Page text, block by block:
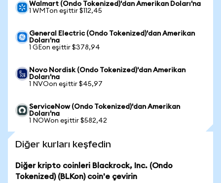
Walmart (Ondo Tokenized)'dan Amerikan Doları'na
1 WMTon eşittir $112,45
General Electric (Ondo Tokenized)'dan Amerikan
Doları'na
1 GEon eşittir $378,94
Novo Nordisk (Ondo Tokenized)'dan Amerikan
Doları'na
1 NVOon eşittir $45,97
ServiceNow (Ondo Tokenized)'dan Amerikan
Doları'na
1 NOWon eşittir $582,42
Diğer kurları keşfedin
Diğer kripto coinleri Blackrock, Inc. (Ondo
Tokenized) (BLKon) coin'e çevirin